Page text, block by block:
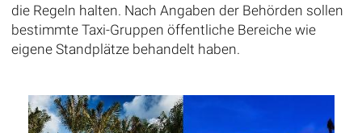
die Regeln halten. Nach Angaben der Behörden sollen
bestimmte Taxi-Gruppen öffentliche Bereiche wie
eigene Standplätze behandelt haben.